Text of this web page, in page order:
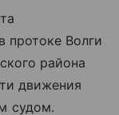
протоке Волги
района
движения
судом.